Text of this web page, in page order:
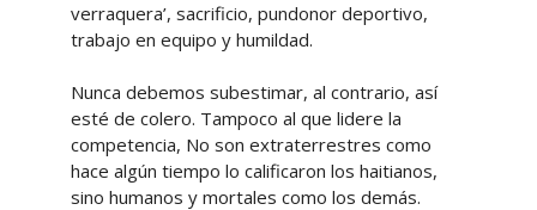
verraquera’, sacrificio, pundonor deportivo,
trabajo en equipo y humildad.
Nunca debemos subestimar, al contrario, así
esté de colero. Tampoco al que lidere la
competencia, No son extraterrestres como
hace algún tiempo lo calificaron los haitianos,
sino humanos y mortales como los demás.